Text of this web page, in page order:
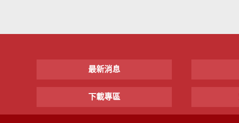
最新消息
下載專區